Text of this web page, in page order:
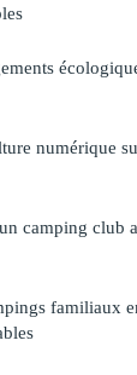
numérique
camping club
familiaux